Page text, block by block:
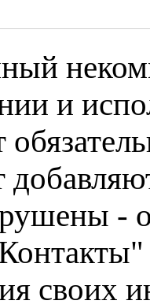
и
-
своих